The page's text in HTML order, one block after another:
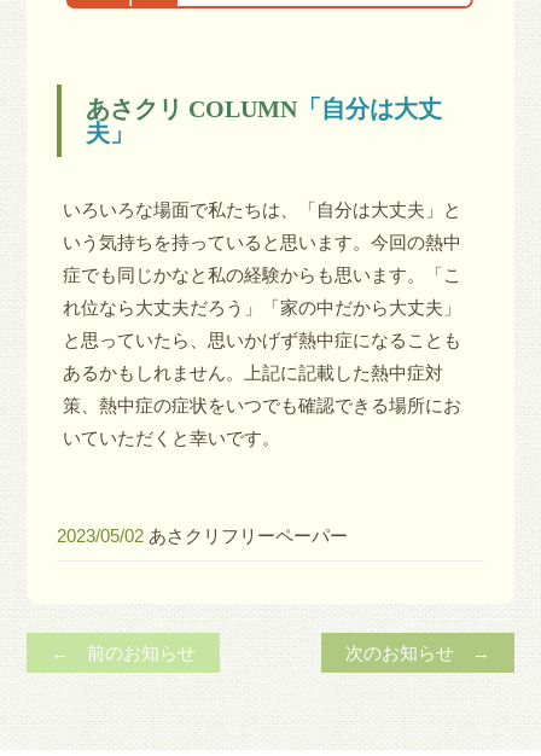
あさクリ COLUMN「自分は大丈
夫」
いろいろな場面で私たちは、「自分は大丈夫」と
いう気持ちを持っていると思います。今回の熱中
症でも同じかなと私の経験からも思います。「こ
れ位なら大丈夫だろう」「家の中だから大丈夫」
と思っていたら、思いかげず熱中症になることも
あるかもしれません。上記に記載した熱中症対
策、熱中症の症状をいつでも確認できる場所にお
いていただくと幸いです。
2023/05/02 あさクリフリーペーパー
← 前のお知らせ 次のお知らせ →